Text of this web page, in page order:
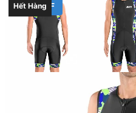
Hết Hàng
40% OFF